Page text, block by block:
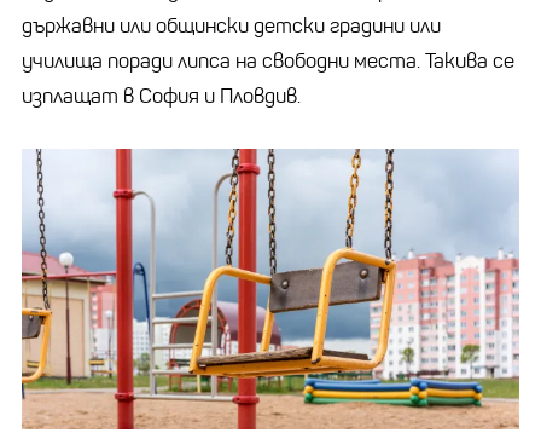
държавни или общински детски градини или
училища поради липса на свободни места. Такива се
изплащат в София и Пловдив.